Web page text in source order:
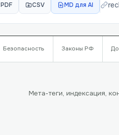
PDF CSV MD для AI
Безопасность Законы РФ
Мета-теги, индексация,